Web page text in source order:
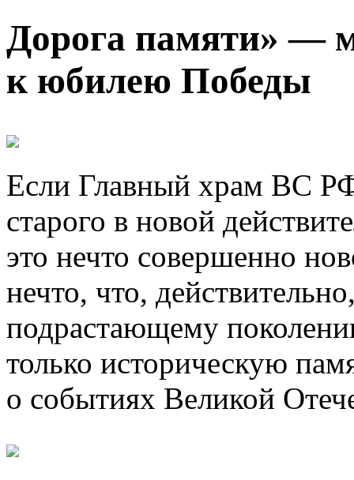
Дорога памяти» —
к юбилею Победы
Если Главный храм ВС
старого в новой
это нечто совершенно
нечто, что,
подрастающему
только историческую
о событиях Великой